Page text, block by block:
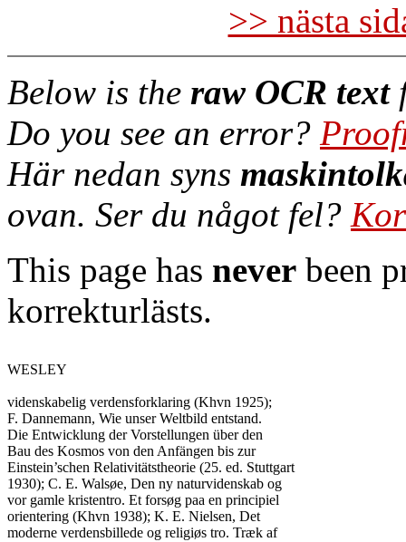
>> nästa
Below is the raw OCR text
Do you see an error?
Här nedan syns
ovan. Ser du något fel?
This page has never been
korrekturlästs.
WESLEY
videnskabelig verdensforklaring (Khvn 1925);
F. Dannemann, Wie unser Weltbild entstand.
Die Entwicklung der Vorstellungen über den
Bau des Kosmos von den Anfängen bis zur
Einstein’schen Relativitätstheorie (25. ed. Stuttgart
1930); C. E. Walsøe, Den ny naturvidenskab og
vor gamle kristentro. Et forsøg paa en principiel
orientering (Khvn 1938); K. E. Nielsen, Det
moderne verdensbillede og religiøs tro. Træk af